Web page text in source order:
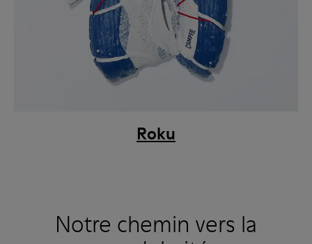
Roku
Notre chemin vers la